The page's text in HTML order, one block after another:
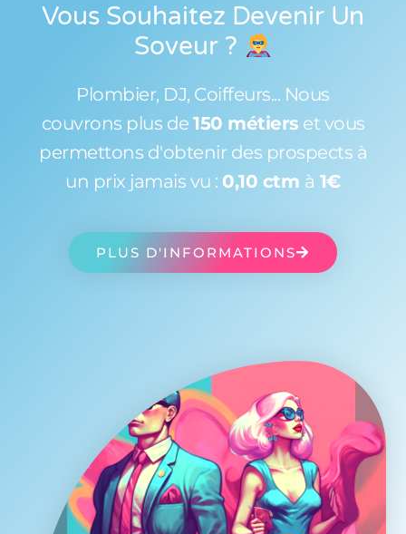
Vous Souhaitez Devenir Un
Soveur ?
Plombier, DJ, Coiffeurs... Nous
couvrons plus de 150 métiers et vous
permettons d'obtenir des prospects à
un prix jamais vu : 0,10 ctm à 1€
PLUS D'INFORMATIONS